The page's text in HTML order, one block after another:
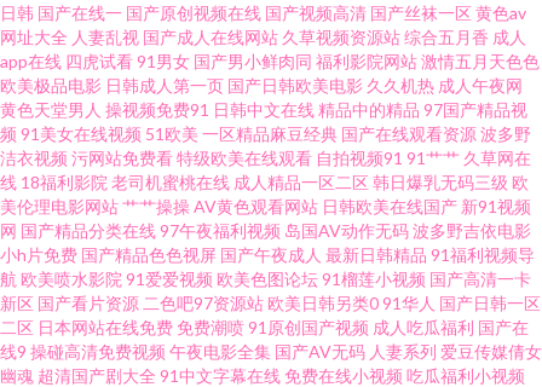
国产欧美乱 海角丝袜原创 亚洲天堂AV网狠狠操 久草tv 91备用永久地址发布
国产视频这里有 午夜老湿机 91成人片免费视频 91偷拍字幕视频 欧美网站 91
免免费版九幺 超碰久肏在线 久久人人草97 91看恋足 久久福利社 91成人青青
草婷婷 欧美成人专区久久 91偷拍福利导航 欧美亚性交 91网站永久入口 人人
操91 91无毛 人人看导航第一站 91社区视频网站 欧美成人H版在线视频 爱豆
传媒在线观看 少妇精品在线91 俺来也听听婷 三级无码不卡 大香蕉青青久久
日韩 国产在线一 国产原创视频在线 国产视频高清 国产丝袜一区 黄色av
网址大全 人妻乱视 国产成人在线网站 久草视频资源站综合五月香 成人
app在线 四虎试看91男女 国产男小鲜肉同 福利影院网站激情五月天色色
欧美极品电影 日韩成人第一页 国产日韩欧美电影 久久机热 成人午夜网
黄色天堂男人 操视频免费91 日韩中文在线精品中的精品 97国产精品视
频 91美女在线视频 51欧美 一区精品麻豆经典 国产在线观看资源波多野
洁衣视频 污网站免费看特级欧美在线观看 自拍视频91 91艹艹 久草网在
线 18福利影院 老司机蜜桃在线 成人精品一区二区 韩日爆乳无码三级 欧
美伦理电影网站艹艹操操AV黄色观看网站 日韩欧美在线国产 新91视频
网 国产精品分类在线97午夜福利视频 岛国AV动作无码波多野吉依电影
小h片免费 国产精品色色视屏 国产午夜成人 最新日韩精品 91福利视频导
航 欧美喷水影院 91爱爱视频 欧美色图论坛91榴莲小视频 国产高清一卡
新区 国产看片资源 二色吧97资源站 欧美日韩另类091华人 国产日韩一区
二区 日本网站在线免费 免费潮喷91原创国产视频 成人吃瓜福利 国产在
线9 操碰高清免费视频 午夜电影全集 国产AV无码 人妻系列 爱豆传媒倩女
幽魂 超清国产剧大全 91中文字幕在线 免费在线小视频 吃瓜福利小视频